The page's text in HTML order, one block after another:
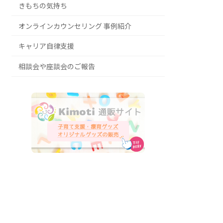
きもちの気持ち
オンラインカウンセリング 事例紹介
キャリア自律支援
相談会や座談会のご報告